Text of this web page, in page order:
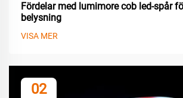
Fördelar med lumimore cob led-spår
belysning
VISA MER
02